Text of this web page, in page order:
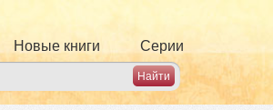
Новые книги Серии